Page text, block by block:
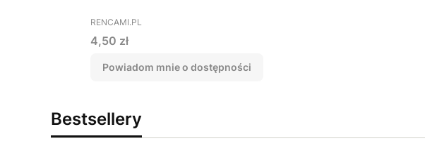
PRODUCENT
RENCAMI.PL
Cena
4,50 zł
Powiadom mnie o dostępności
Bestsellery